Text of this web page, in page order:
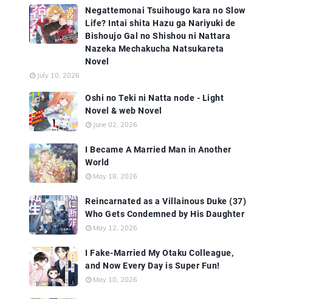
Negattemonai Tsuihougo kara no Slow
Life? Intai shita Hazu ga Nariyuki de
Bishoujo Gal no Shishou ni Nattara
Nazeka Mechakucha Natsukareta
Novel
July 10, 2026
Oshi no Teki ni Natta node - Light
Novel & web Novel
June 02, 2026
I Became A Married Man in Another
World
May 18, 2026
Reincarnated as a Villainous Duke (37)
Who Gets Condemned by His Daughter
May 12, 2026
I Fake-Married My Otaku Colleague,
and Now Every Day is Super Fun!
May 10, 2026